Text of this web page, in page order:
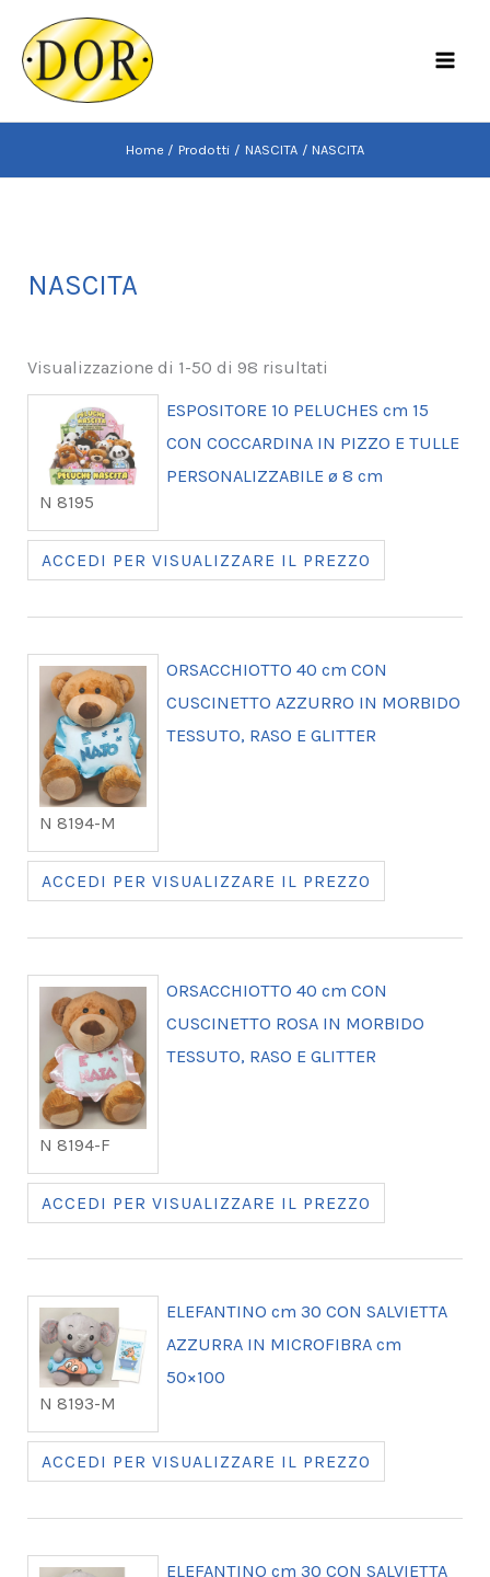
contenuto
Home Prodotti NASCITA NASCITA
NASCITA
Visualizzazione di 1-50 di 98 risultati
N 8195
ESPOSITORE 10 PELUCHES cm 15
CON COCCARDINA IN PIZZO E TULLE
PERSONALIZZABILE ø 8 cm
ACCEDI PER VISUALIZZARE IL PREZZO
N 8194-M
ORSACCHIOTTO 40 cm CON
CUSCINETTO AZZURRO IN MORBIDO
TESSUTO, RASO E GLITTER
ACCEDI PER VISUALIZZARE IL PREZZO
N 8194-F
ORSACCHIOTTO 40 cm CON
CUSCINETTO ROSA IN MORBIDO
TESSUTO, RASO E GLITTER
ACCEDI PER VISUALIZZARE IL PREZZO
N 8193-M
ELEFANTINO cm 30 CON SALVIETTA
AZZURRA IN MICROFIBRA cm
50×100
ACCEDI PER VISUALIZZARE IL PREZZO
ELEFANTINO cm 30 CON SALVIETTA